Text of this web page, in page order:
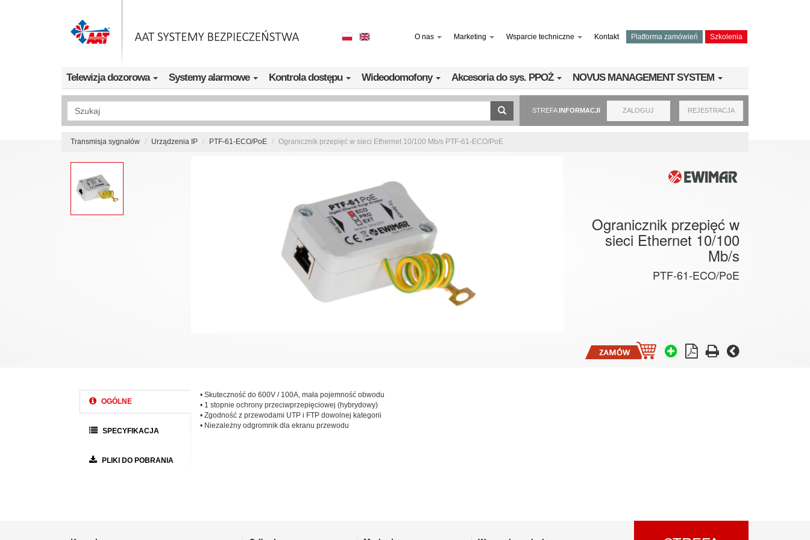
O nas Marketing Wsparcie techniczne Kontakt Platforma zamówień Szkolenia
Telewizja dozorowa Systemy alarmowe Kontrola dostępu Wideodomofony Akcesoria do sys. PPOŻ NOVUS MANAGEMENT SYSTEM
Wyszukiwanie pełnotekstowe STREFAINFORMACJI ZALOGUJ REJESTRACJA
Transmisja sygnałów Urządzenia IP PTF-61-ECO/PoE Ogranicznik przepięć w sieci Ethernet 10/100 Mb/s PTF-61-ECO/PoE
Ogranicznik przepięć w
sieci Ethernet 10/100
Mb/s
PTF-61-ECO/PoE
OGÓLNE
SPECYFIKACJA
PLIKI DO POBRANIA
• Skuteczność do 600V / 100A, mała pojemność obwodu
• 1 stopnie ochrony przeciwprzepięciowej (hybrydowy)
• Zgodność z przewodami UTP i FTP dowolnej kategorii
• Niezależny odgromnik dla ekranu przewodu